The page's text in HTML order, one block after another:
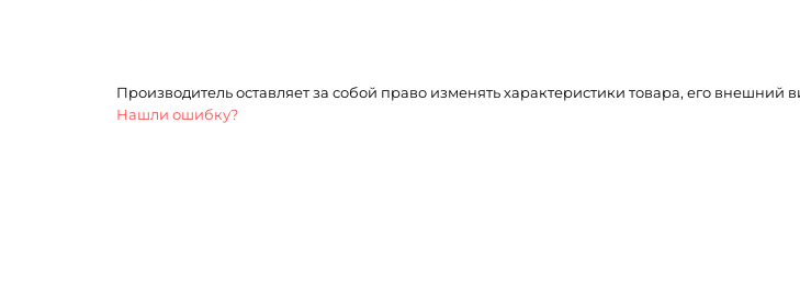
Производитель оставляет за собой право изменять характеристики товара, его
Нашли ошибку?